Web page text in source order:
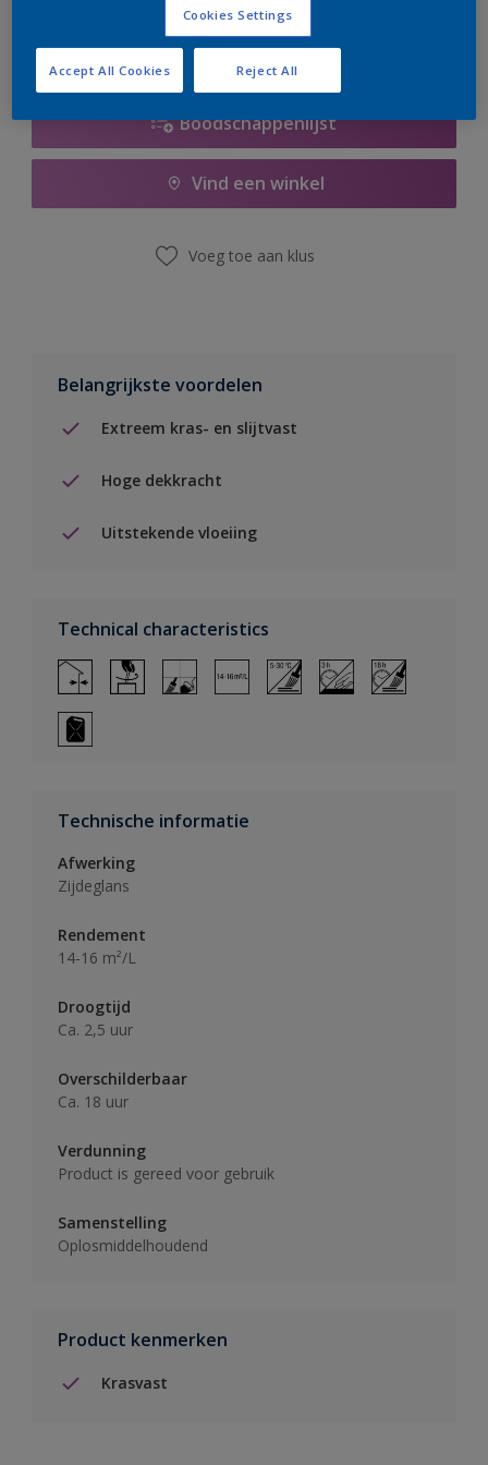
Boodschappenlijst
Vind een winkel
Voeg toe aan klus
Belangrijkste voordelen
Extreem kras- en slijtvast
Hoge dekkracht
Uitstekende vloeiing
Technical characteristics
Technische informatie
Afwerking
Zijdeglans
Rendement
14-16 m²/L
Droogtijd
Ca. 2,5 uur
Overschilderbaar
Ca. 18 uur
Verdunning
Product is gereed voor gebruik
Samenstelling
Oplosmiddelhoudend
Product kenmerken
Krasvast
Cookies Settings
Reject All
Accept All Cookies